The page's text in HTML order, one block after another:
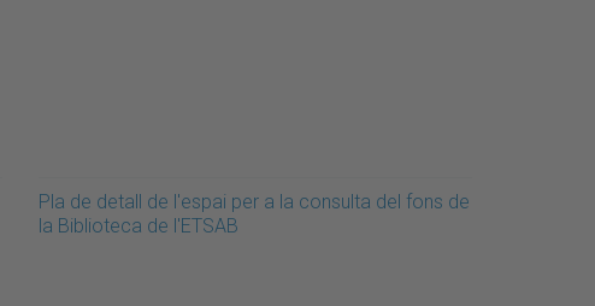
Pla de detall de l'espai per a la consulta del fons de
la Biblioteca de l'ETSAB